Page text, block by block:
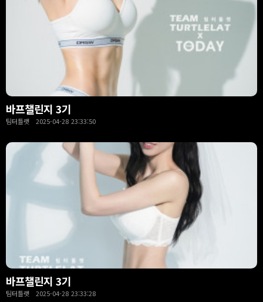
바프챌린지 3기
팀터틀랫 2025-04-28 23:33:50
바프챌린지 3기
팀터틀랫 2025-04-28 23:33:28